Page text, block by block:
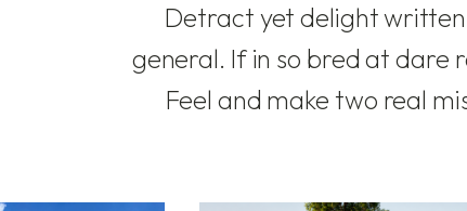
Detract yet delight
general. If in so bred at dare
Feel and make two real